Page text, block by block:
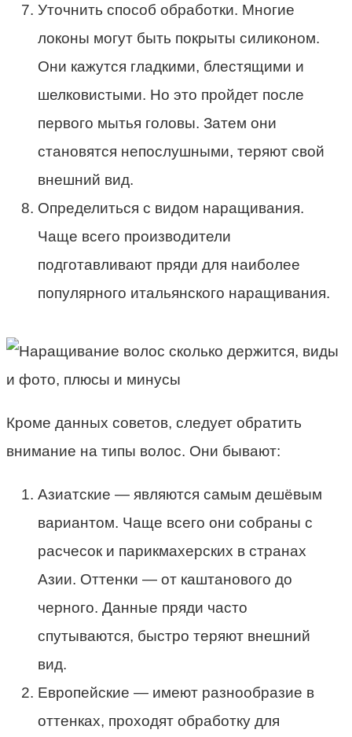
Уточнить способ обработки. Многие
локоны могут быть покрыты силиконом.
Они кажутся гладкими, блестящими и
шелковистыми. Но это пройдет после
первого мытья головы. Затем они
становятся непослушными, теряют свой
внешний вид.
Определиться с видом наращивания.
Чаще всего производители
подготавливают пряди для наиболее
популярного итальянского наращивания.
Кроме данных советов, следует обратить
внимание на типы волос. Они бывают:
Азиатские — являются самым дешёвым
вариантом. Чаще всего они собраны с
расчесок и парикмахерских в странах
Азии. Оттенки — от каштанового до
черного. Данные пряди часто
спутываются, быстро теряют внешний
вид.
Европейские — имеют разнообразие в
оттенках, проходят обработку для